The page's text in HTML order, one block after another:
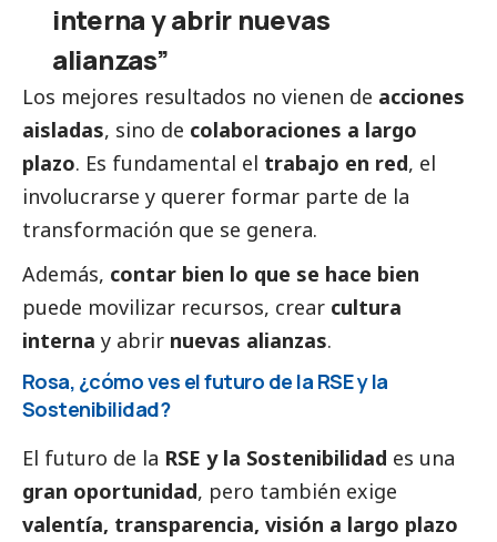
interna y abrir nuevas
alianzas”
Los mejores resultados no vienen de acciones
aisladas, sino de colaboraciones a largo
plazo. Es fundamental el trabajo en red, el
involucrarse y querer formar parte de la
transformación que se genera.
Además, contar bien lo que se hace bien
puede movilizar recursos, crear cultura
interna y abrir nuevas alianzas.
Rosa, ¿cómo ves el futuro de la RSE y la
Sostenibilidad?
El futuro de la RSE y la Sostenibilidad es una
gran oportunidad, pero también exige
valentía, transparencia, visión a largo plazo